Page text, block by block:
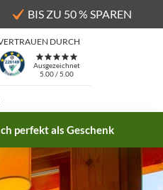
BIS ZU 50 % SPAREN
DURCH
Ausgezeichnet
5.00 / 5.00
perfekt als Geschenk